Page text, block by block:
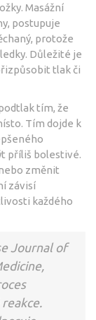
Masážní
postupuje
protože
Důležité je
tlak či
tím, že
Tím dojde k
příliš bolestivé.
změnit
závisí
každého
Journal of